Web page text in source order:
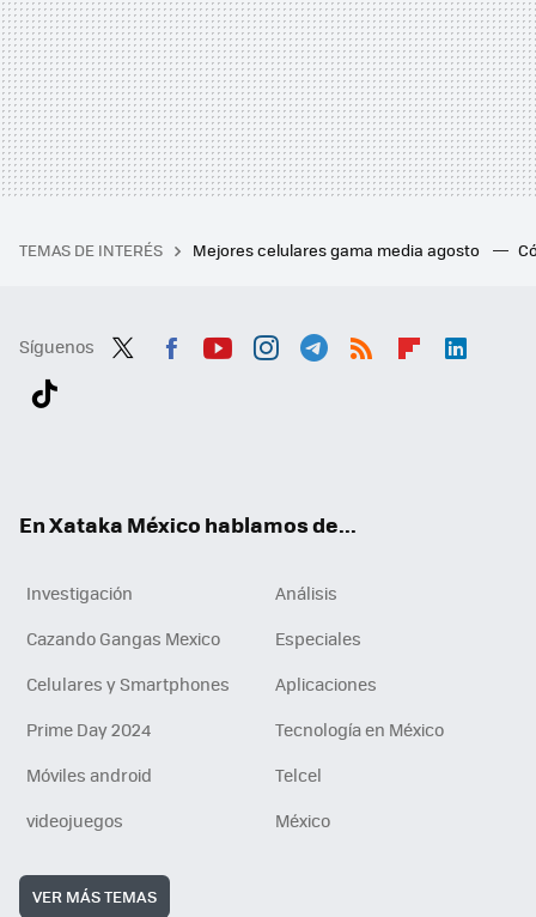
TEMAS DE INTERÉS Mejores celulares gama media agosto
Síguenos
En Xataka México hablamos de...
Investigación
Análisis
Cazando Gangas Mexico
Especiales
Celulares y Smartphones
Aplicaciones
Prime Day 2024
Tecnología en México
Móviles android
Telcel
videojuegos
México
VER MÁS TEMAS